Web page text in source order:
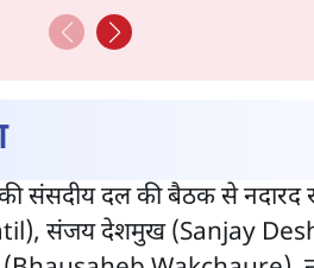
संसदीय दल की बैठक से नदारद
संजय देशमुख (Sanjay